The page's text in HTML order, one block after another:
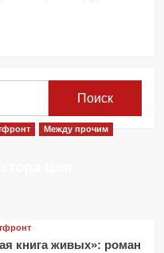
Между прочим
книга живых»: роман